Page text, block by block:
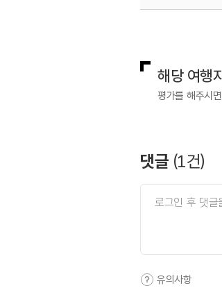
해당 여행
평가를 해주시
댓글 (1건)
유의사항